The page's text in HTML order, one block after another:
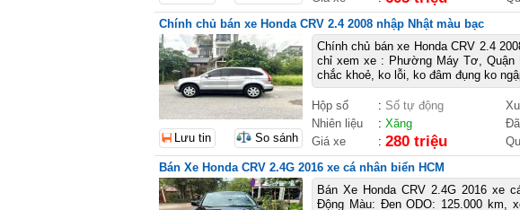
Chính chủ bán xe Honda CRV 2.4 2008 nhập Nhật màu bạc
Chính chủ bán xe Honda CRV 2.4
chỉ xem xe : Phường Máy Tơ, Quận
chắc khoẻ, ko lỗi, ko đâm đụng ko
Hộp số : Số tự động
Nhiên liệu
: Xăng
Giá xe
: 280 triệu
Lưu tin So sánh
Bán Xe Honda CRV 2.4G 2016 xe cá nhân biển HCM
Bán Xe Honda CRV 2.4G 2016 xe
Động Màu: Đen ODO: 125.000 km,